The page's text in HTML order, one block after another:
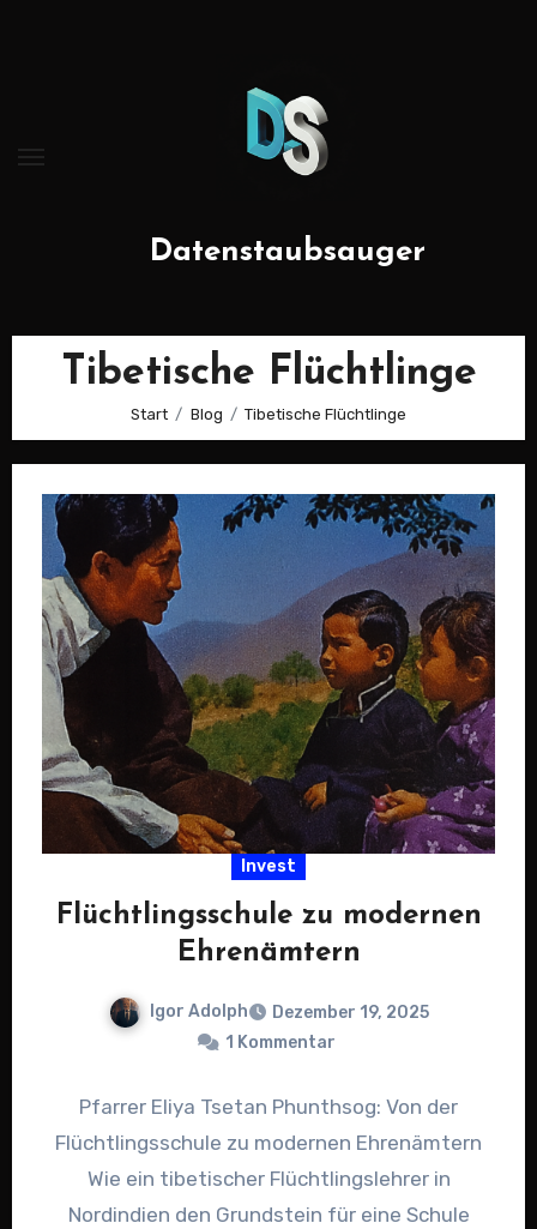
Datenstaubsauger
Tibetische Flüchtlinge
Start Blog Tibetische Flüchtlinge
Invest
Flüchtlingsschule zu modernen
Ehrenämtern
Igor Adolph
Dezember 19, 2025
1 Kommentar
Pfarrer Eliya Tsetan Phunthsog: Von der
Flüchtlingsschule zu modernen Ehrenämtern
Wie ein tibetischer Flüchtlingslehrer in
Nordindien den Grundstein für eine Schule